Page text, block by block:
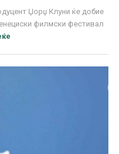
Џорџ Клуни ќе добие
филмски фестивал